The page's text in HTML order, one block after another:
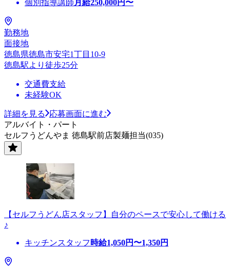
個別指導講師 月給250,000円〜
勤務地
面接地
徳島県徳島市安宅1丁目10-9
徳島駅より徒歩25分
交通費支給
未経験OK
詳細を見る
応募画面に進む
アルバイト・パート
セルフうどんやま 徳島駅前店製麺担当(035)
【セルフうどん店スタッフ】自分のペースで安心して働ける
♪
キッチンスタッフ 時給1,050円〜1,350円